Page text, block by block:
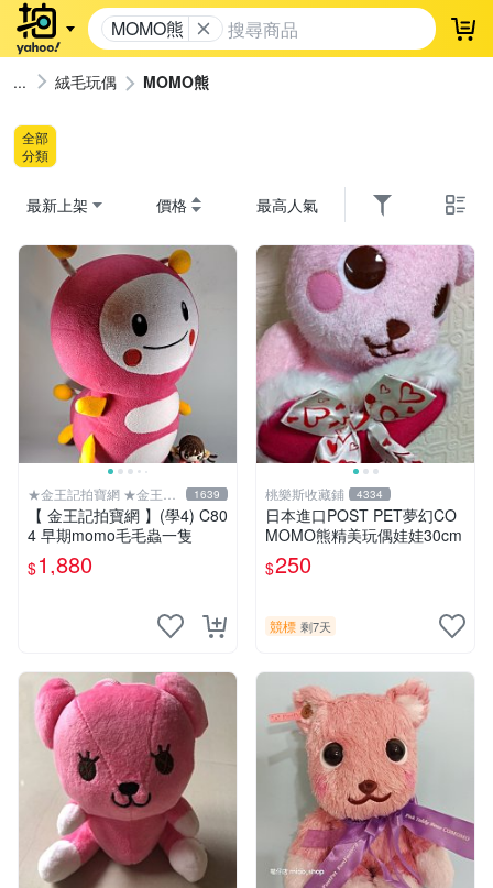
MOMO熊 登
絨毛玩偶 MOMO熊
全部
分類
最新上架 價格 最高人氣
★金王記拍寶網 ★金王記
拍寶趣
1639
【 金王記拍寶網 】(學4) C80
4 早期momo毛毛蟲一隻
$1,880
桃樂斯收藏鋪 4334
日本進口POST PET夢幻CO
MOMO熊精美玩偶娃娃30cm
$250
競標 剩7天